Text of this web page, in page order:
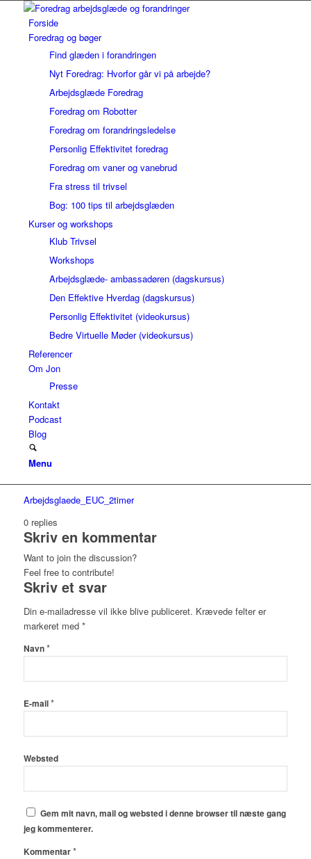
Forside
Foredrag og bøger
Find glæden i forandringen
Nyt Foredrag: Hvorfor går vi på arbejde?
Arbejdsglæde Foredrag
Foredrag om Robotter
Foredrag om forandringsledelse
Personlig Effektivitet foredrag
Foredrag om vaner og vanebrud
Fra stress til trivsel
Bog: 100 tips til arbejdsglæden
Kurser og workshops
Klub Trivsel
Workshops
Arbejdsglæde- ambassadøren (dagskursus)
Den Effektive Hverdag (dagskursus)
Personlig Effektivitet (videokursus)
Bedre Virtuelle Møder (videokursus)
Referencer
Om Jon
Presse
Kontakt
Podcast
Blog
Menu
Arbejdsglaede_EUC_2timer
0 replies
Skriv en kommentar
Want to join the discussion?
Feel free to contribute!
Skriv et svar
Din e-mailadresse vil ikke blive publiceret. Krævede felter er
markeret med *
Navn*
E-mail*
Websted
Gem mit navn, mail og websted i denne browser til næste gang
jeg kommenterer.
Kommentar*